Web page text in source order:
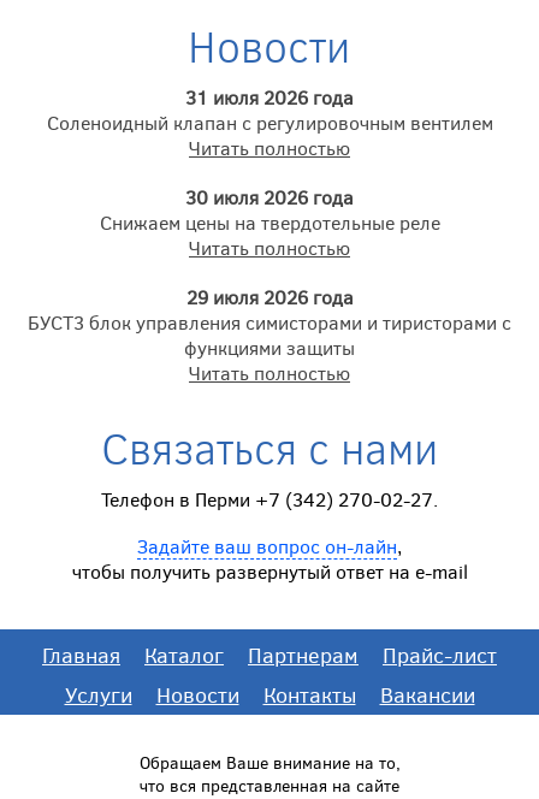
Новости
31 июля 2026 года
Соленоидный клапан с регулировочным вентилем
Читать полностью
30 июля 2026 года
Снижаем цены на твердотельные реле
Читать полностью
29 июля 2026 года
БУСТ3 блок управления симисторами и тиристорами с
функциями защиты
Читать полностью
Связаться с нами
Телефон в Перми +7 (342) 270-02-27.
Задайте ваш вопрос он-лайн,
чтобы получить развернутый ответ на e-mail
Главная Каталог Партнерам
Прайс-лист
Услуги
Новости Контакты Вакансии
Обращаем Ваше внимание на то,
что вся представленная на сайте